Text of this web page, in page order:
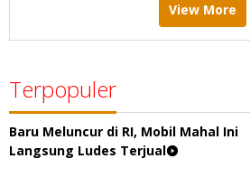
View More
Terpopuler
Baru Meluncur di RI, Mobil Mahal Ini
Langsung Ludes Terjual